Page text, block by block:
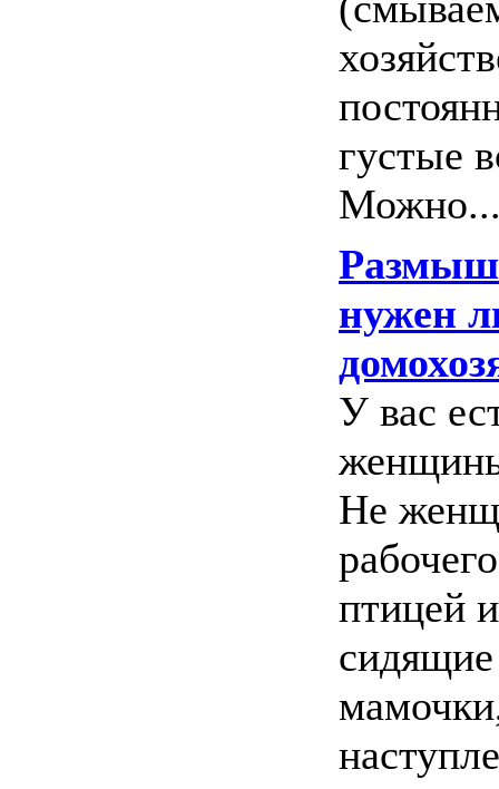
густые
нужен
У вас
Не
птицей